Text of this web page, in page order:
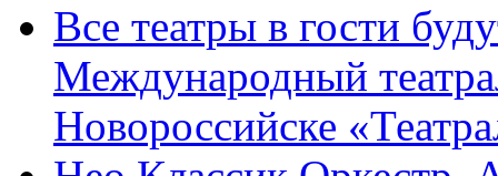
Все театры в гости
Международный
Новороссийске